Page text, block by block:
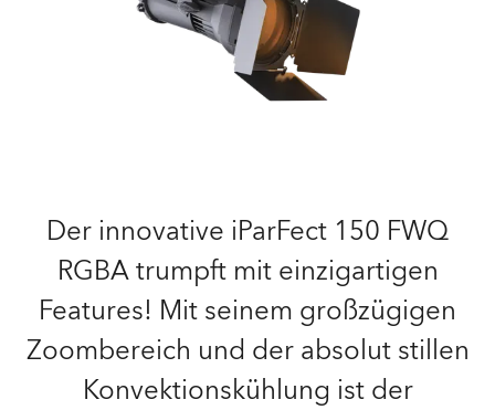
Der innovative iParFect 150 FWQ
RGBA trumpft mit einzigartigen
Features! Mit seinem großzügigen
Zoombereich und der absolut stillen
Konvektionskühlung ist der